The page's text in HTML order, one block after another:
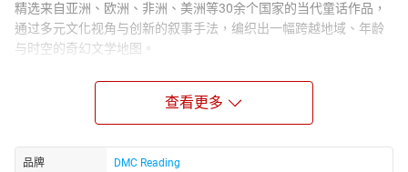
精选来自亚洲、欧洲、非洲、美洲等30余个国家的当代童话作品，
通过多元文化视角与创新的叙事手法，编织出一幅跨越地域、年龄
与时空的奇幻文学地图。
● 多元文化碰撞：收录作品融合北欧神话的冷冽诗意、非洲草原的
肌理。
查看更多
品牌 DMC Reading